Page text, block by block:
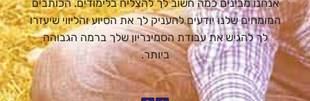
אנחנו מבינים כמה חשוב לך להצליח בלימודים. הכותבים
המומחים שלנו יודעים להעניק לך את הסיוע והליווי שיעזרו
לך להגיש את עבודת הסמינריון שלך ברמה הגבוהה
ביותר.